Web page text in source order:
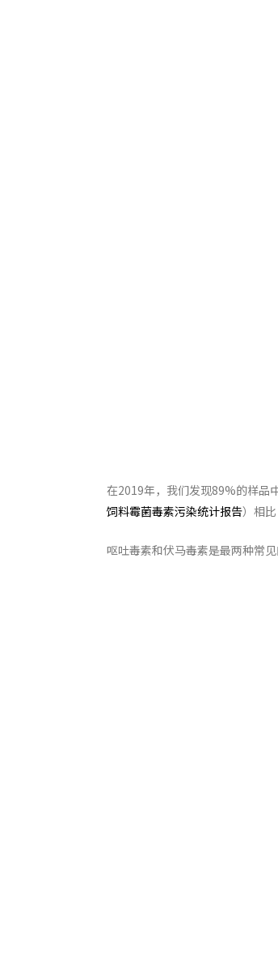
在2019年，我们发现89%的样品
饲料霉菌毒素污染统计报告）相
呕吐毒素和伏马毒素是最两种常